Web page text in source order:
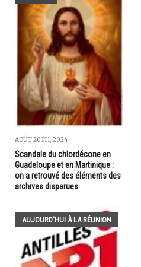
AOÛT 20TH, 2024
Scandale du chlordécone en
Guadeloupe et en Martinique :
on a retrouvé des éléments des
archives disparues
AUJOURD'HUI À LA RÉUNION